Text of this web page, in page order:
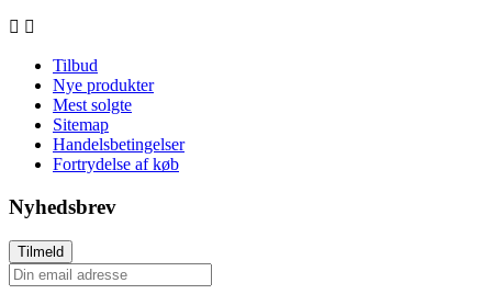
 
Tilbud
Nye produkter
Mest solgte
Sitemap
Handelsbetingelser
Fortrydelse af køb
Nyhedsbrev
Tilmeld